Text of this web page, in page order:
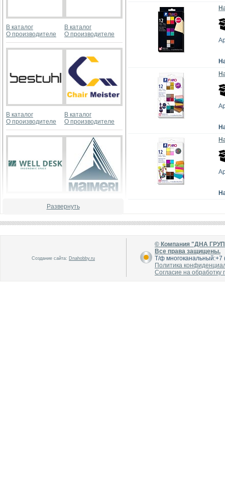
В каталог
О производителе
В каталог
О производителе
В каталог
О производителе
В каталог
О производителе
О производителе
О производителе
Развернуть
Создание сайта: Dnahobby.ru
© Компания "ДНА
Все права защищены.
Т/ф
Политика
Согласие на